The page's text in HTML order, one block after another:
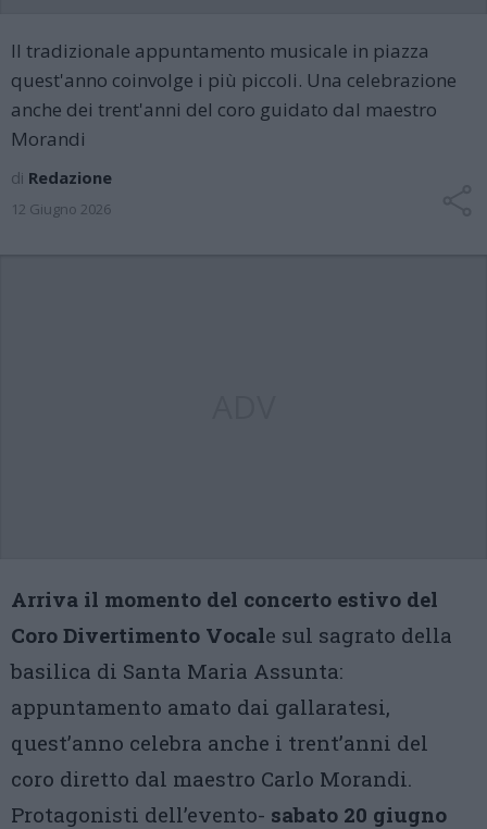
Il tradizionale appuntamento musicale in piazza
quest'anno coinvolge i più piccoli. Una celebrazione
anche dei trent'anni del coro guidato dal maestro
Morandi
di Redazione
12 Giugno 2026
Arriva il momento del concerto estivo del
Coro Divertimento Vocale sul sagrato della
basilica di Santa Maria Assunta:
appuntamento amato dai gallaratesi,
quest’anno celebra anche i trent’anni del
coro diretto dal maestro Carlo Morandi.
Protagonisti dell’evento- sabato 20 giugno